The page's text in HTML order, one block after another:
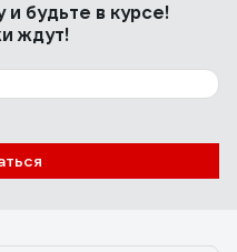
и будьте в курсе!
ждут!